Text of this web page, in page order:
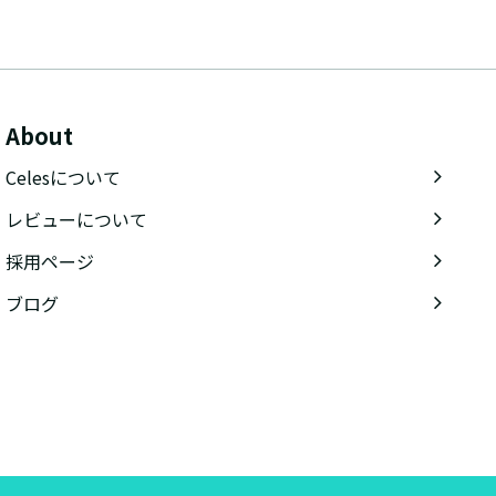
About
Celesについて
レビューについて
採用ページ
ブログ